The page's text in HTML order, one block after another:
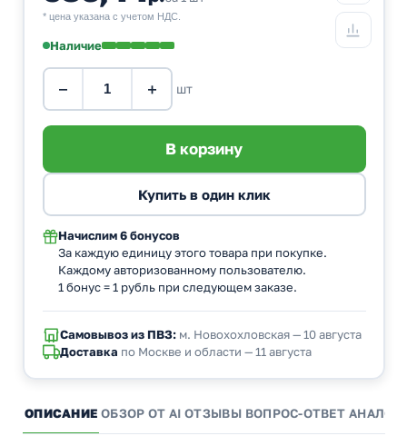
* цена указана с учетом НДС.
Наличие
− + шт
Начислим 6 бонусов
За каждую единицу этого товара при покупке.
Каждому авторизованному пользователю.
1 бонус = 1 рубль при следующем заказе.
Самовывоз из ПВЗ:м. Новохохловская — 10 августа
Доставка по Москве и области — 11 августа
ОПИСАНИЕ ОБЗОР ОТ AI ОТЗЫВЫ ВОПРОС-ОТВЕТ